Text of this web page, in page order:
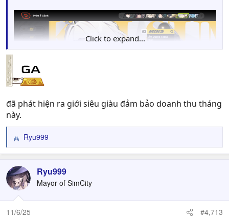
Click to expand...
đã phát hiện ra giới siêu giàu đảm bảo doanh thu tháng
này.
R
e
c
t
i
o
n
Ryu999
Ryu999
Mayor of SimCity
11/6/25 #4,713